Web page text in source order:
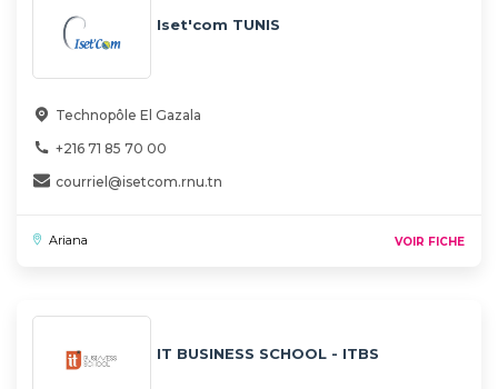
Iset'com TUNIS
Technopôle El Gazala
+216 71 85 70 00
courriel@isetcom.rnu.tn
Ariana VOIR FICHE
IT BUSINESS SCHOOL - ITBS